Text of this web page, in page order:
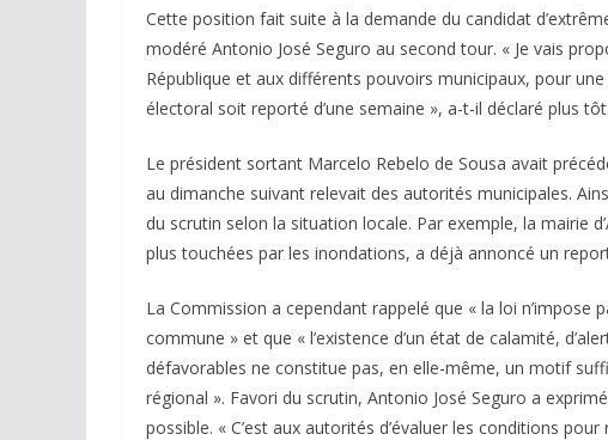
Cette position fait suite à la demande du candidat
modéré Antonio José Seguro au second tour. « Je vais
République et aux différents pouvoirs municipaux, pour
électoral soit reporté d’une semaine », a-t-il déclaré plus tôt.
Le président sortant Marcelo Rebelo de Sousa avait
au dimanche suivant relevait des autorités municipales.
du scrutin selon la situation locale. Par exemple, la mairie
plus touchées par les inondations, a déjà annoncé un
La Commission a cependant rappelé que « la loi
commune » et que « l’existence d’un état de calamité,
défavorables ne constitue pas, en elle-même, un motif
régional ». Favori du scrutin, Antonio José Seguro a
possible. « C’est aux autorités d’évaluer les conditions